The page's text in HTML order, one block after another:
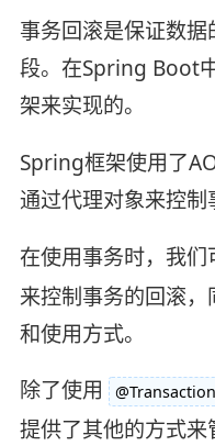
事务回滚是保证数
段。在Spring Boot
架来实现的。
Spring框架使用了
通过代理对象来控制
在使用事务时，我们
来控制事务的回滚
和使用方式。
除了使用
提供了其他的方式